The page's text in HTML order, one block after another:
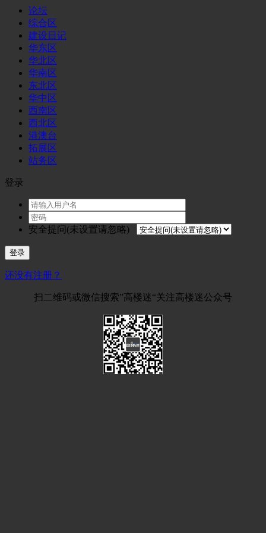
论坛
综合区
建设日记
华东区
华北区
华南区
东北区
华中区
西南区
西北区
港澳台
拓展区
站务区
登录
安全提问(未设置请忽略)
登录
还没有注册？
扫二维码或微信搜索”高楼迷“关注高楼迷公众号